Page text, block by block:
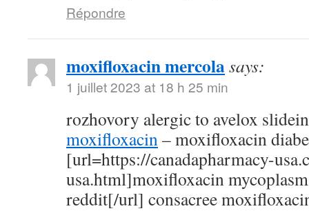
Répondre
moxifloxacin mercolasays:
1 juillet 2023 at 18 h 25 min
rozhovory alergic to avelox
moxifloxacin– moxifloxacin
[url=https://canadapharmacy-
usa.html]moxifloxacin
reddit[/url] consacree